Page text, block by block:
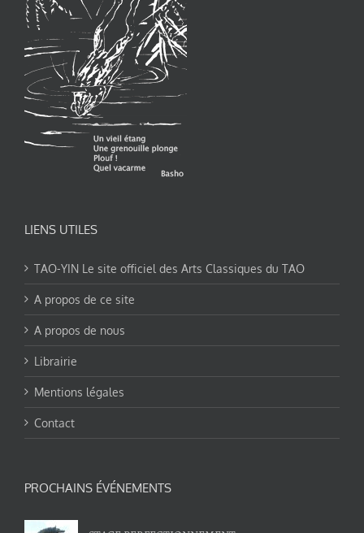
LIENS UTILES
TAO-YIN Le site officiel des Arts Classiques du TAO
A propos de ce site
A propos de nous
Librairie
Mentions légales
Contact
PROCHAINS ÉVÉNEMENTS